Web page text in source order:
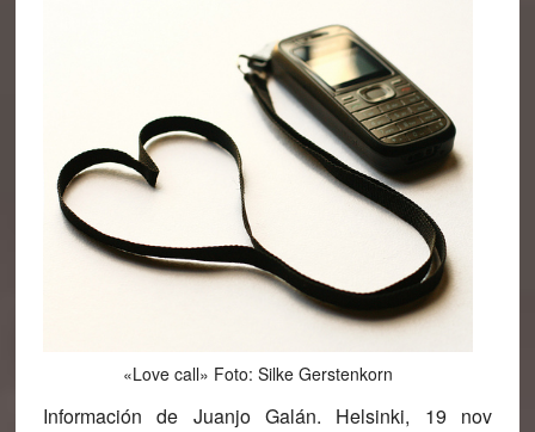
«Love call» Foto: Silke Gerstenkorn
Información de Juanjo Galán. Helsinki, 19 nov